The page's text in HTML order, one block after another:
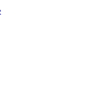
a su s'adapter